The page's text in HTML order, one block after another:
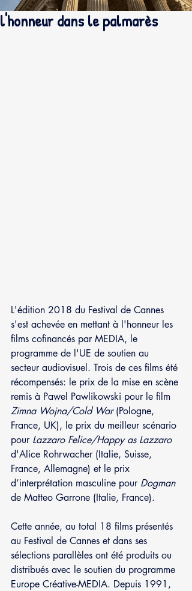
l'honneur dans le palmarès
L'édition 2018 du Festival de Cannes
s'est achevée en mettant à l'honneur les
films cofinancés par MEDIA, le
programme de l'UE de soutien au
secteur audiovisuel. Trois de ces films été
récompensés: le prix de la mise en scène
remis à Pawel Pawlikowski pour le film
Zimna Wojna/Cold War (Pologne,
France, UK), le prix du meilleur scénario
pour Lazzaro Felice/Happy as Lazzaro
d'Alice Rohrwacher (Italie, Suisse,
France, Allemagne) et le prix
d’interprétation masculine pour Dogman
de Matteo Garrone (Italie, France).
Cette année, au total 18 films présentés
au Festival de Cannes et dans ses
sélections parallèles ont été produits ou
distribués avec le soutien du programme
Europe Créative-MEDIA. Depuis 1991,